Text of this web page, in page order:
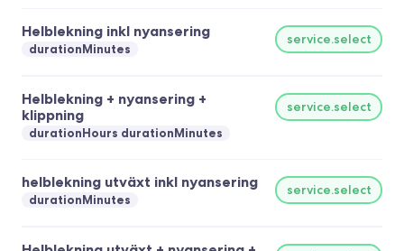
Helblekning inkl nyansering
durationMinutes
service.select
Helblekning + nyansering +
klippning
durationHours durationMinutes
service.select
helblekning utväxt inkl nyansering
durationMinutes
service.select